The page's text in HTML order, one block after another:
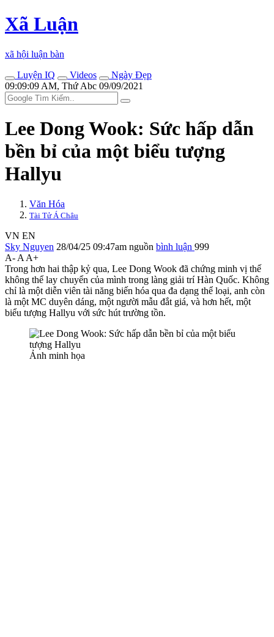
Xã Luận
xã hội luận bàn
Luyện IQ
Videos
Ngày Đẹp
09:09:09 AM, Thứ Abc 09/09/2021
Lee Dong Wook: Sức hấp dẫn
bền bỉ của một biểu tượng
Hallyu
Văn Hóa
Tài Tử Á Châu
VN EN
Sky Nguyen 28/04/25 09:47am nguồn bình luận 999
A- A A+
Trong hơn hai thập kỷ qua, Lee Dong Wook đã chứng minh vị thế
không thể lay chuyển của mình trong làng giải trí Hàn Quốc. Không
chỉ là một diễn viên tài năng biến hóa qua đa dạng thể loại, anh còn
là một MC duyên dáng, một người mẫu đắt giá, và hơn hết, một
biểu tượng Hallyu với sức hút trường tồn.
Ảnh minh họa